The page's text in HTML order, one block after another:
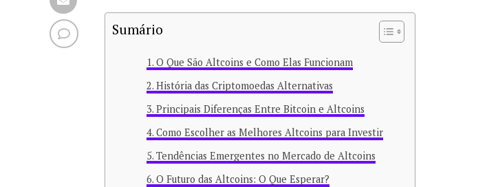
Sumário
O Que São Altcoins e Como Elas Funcionam
História das Criptomoedas Alternativas
Principais Diferenças Entre Bitcoin e Altcoins
Como Escolher as Melhores Altcoins para Investir
Tendências Emergentes no Mercado de Altcoins
O Futuro das Altcoins: O Que Esperar?